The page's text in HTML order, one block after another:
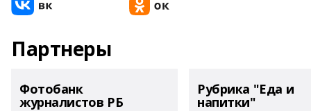
Партнеры
Фотобанк
журналистов РБ
Рубрика "Еда и
напитки"